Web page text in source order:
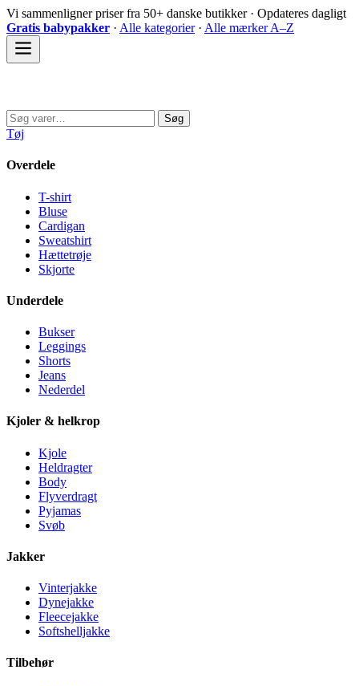
Spring
til
indhold
Vi sammenligner priser fra 50+ danske butikker · Opdateres dagligt
Gratis babypakker · Alle kategorier· Alle mærker A–Z
Søg
efter:
Søg
Tøj
Overdele
T-shirt
Bluse
Cardigan
Sweatshirt
Hættetrøje
Skjorte
Underdele
Bukser
Leggings
Shorts
Jeans
Nederdel
Kjoler & helkrop
Kjole
Heldragter
Body
Flyverdragt
Pyjamas
Svøb
Jakker
Vinterjakke
Dynejakke
Fleecejakke
Softshelljakke
Tilbehør